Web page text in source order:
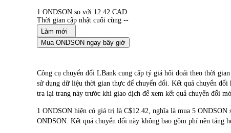
1 ONDSON so với 12.42 CAD
Thời gian cập nhật cuối cùng --
Làm mới
Mua ONDSON ngay bây giờ
Công cụ chuyển đổi LBank cung cấp tỷ giá hối đoái theo thời
sử dụng dữ liệu thời gian thực để chuyển đổi. Kết quả chuyển
tra lại trang này trước khi giao dịch để xem kết quả chuyển đổi
1 ONDSON hiện có giá trị là C$12.42, nghĩa là mua 5
ONDSON. Kết quả chuyển đổi này không bao gồm phí nền tảng